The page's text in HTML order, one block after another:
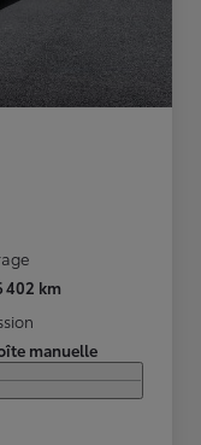
402 km
manuelle